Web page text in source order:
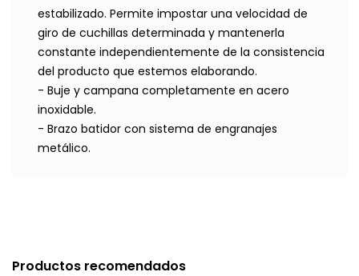
estabilizado. Permite impostar una velocidad de
giro de cuchillas determinada y mantenerla
constante independientemente de la consistencia
del producto que estemos elaborando.
- Buje y campana completamente en acero
inoxidable.
- Brazo batidor con sistema de engranajes
metálico.
Productos recomendados